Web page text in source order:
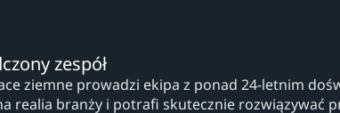
zespół
ziemne prowadzi ekipa z ponad 24-letnim
realia branży i potrafi skutecznie rozwiązywać